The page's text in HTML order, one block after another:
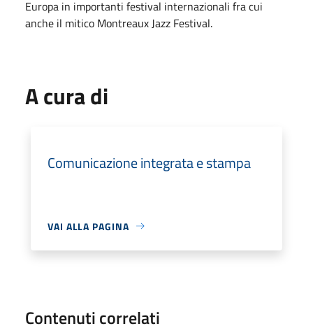
Europa in importanti festival internazionali fra cui
anche il mitico Montreaux Jazz Festival.
A cura di
Comunicazione integrata e stampa
VAI ALLA PAGINA
Contenuti correlati